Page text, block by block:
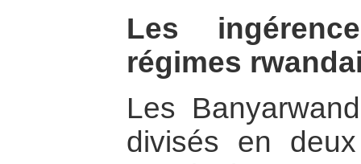
Les
régimes
Les
divisés en